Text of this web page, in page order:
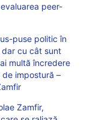
peer-
puse politic în
dar cu cât sunt
multă încredere
impostură –
Zamfir,